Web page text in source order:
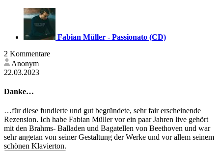
Fabian Müller - Passionato (CD)
2 Kommentare
Anonym
22.03.2023
Danke…
…für diese fundierte und gut begründete, sehr fair erscheinende
Rezension. Ich habe Fabian Müller vor ein paar Jahren live gehört
mit den Brahms- Balladen und Bagatellen von Beethoven und war
sehr angetan von seiner Gestaltung der Werke und vor allem seinem
schönen Klavierton.